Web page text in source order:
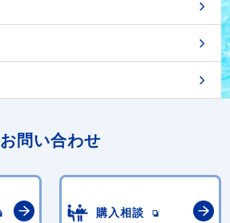
お問い合わせ
購入相談